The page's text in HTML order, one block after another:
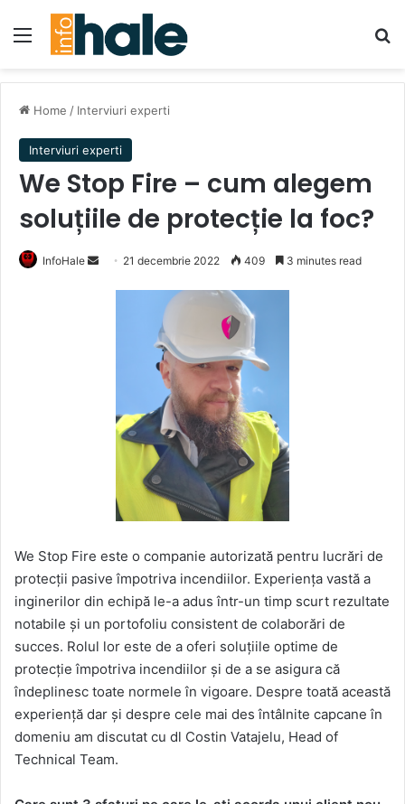
Menu
Home / Interviuri experti
Interviuri experti
We Stop Fire – cum alegem
soluțiile de protecție la foc?
InfoHale
Send 21 decembrie 2022 409 3 minutes read
We Stop Fire este o companie autorizată pentru lucrări de
protecții pasive împotriva incendiilor. Experiența vastă a
inginerilor din echipă le-a adus într-un timp scurt rezultate
notabile și un portofoliu consistent de colaborări de
succes. Rolul lor este de a oferi soluțiile optime de
protecție împotriva incendiilor și de a se asigura că
îndeplinesc toate normele în vigoare. Despre toată această
experiență dar și despre cele mai des întâlnite capcane în
domeniu am discutat cu dl Costin Vatajelu, Head of
Technical Team.